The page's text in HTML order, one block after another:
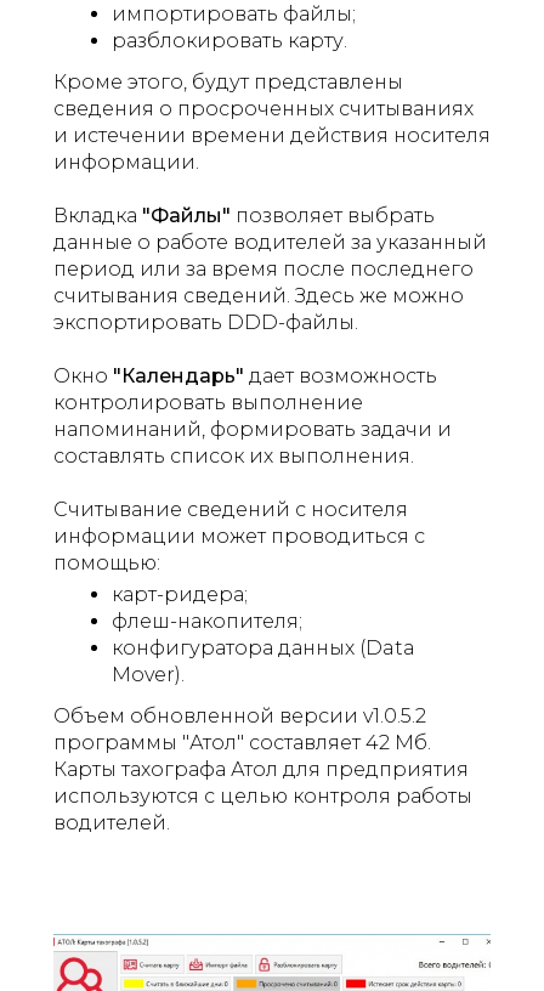
импортировать файлы;
разблокировать карту.
Кроме этого, будут представлены
сведения о просроченных считываниях
и истечении времени действия носителя
информации.
Вкладка "Файлы" позволяет выбрать
данные о работе водителей за указанный
период или за время после последнего
считывания сведений. Здесь же можно
экспортировать DDD-файлы.
Окно "Календарь" дает возможность
контролировать выполнение
напоминаний, формировать задачи и
составлять список их выполнения.
Считывание сведений с носителя
информации может проводиться с
помощью:
карт-ридера;
флеш-накопителя;
конфигуратора данных (Data
Mover).
Объем обновленной версии v1.0.5.2
программы "Атол" составляет 42 Мб.
Карты тахографа Атол для предприятия
используются с целью контроля работы
водителей.